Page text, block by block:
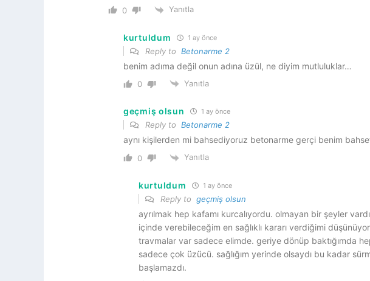
0 Yanıtla
kurtuldum 1 ay önce
Reply to Betonarme 2
benim adıma değil onun adına üzül, ne diyim mutluluklar…
0 Yanıtla
geçmiş olsun 1 ay önce
Reply to Betonarme 2
aynı kişilerden mi bahsediyoruz betonarme gerçi benim
0 Yanıtla
kurtuldum 1 ay önce
Reply to geçmiş olsun
ayrılmak hep kafamı kurcalıyordu. olmayan bir şeyler
içinde verebileceğim en sağlıklı kararı verdiğimi
travmalar var sadece elimde. geriye dönüp baktığımda
sadece çok üzücü. sağlığım yerinde olsaydı bu kadar
başlamazdı.